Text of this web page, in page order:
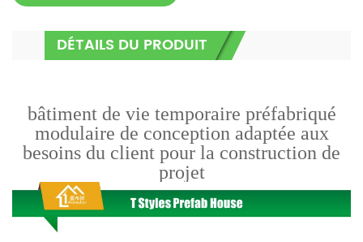
DÉTAILS DU PRODUIT
bâtiment de vie temporaire préfabriqué
modulaire de conception adaptée aux
besoins du client pour la construction de
projet